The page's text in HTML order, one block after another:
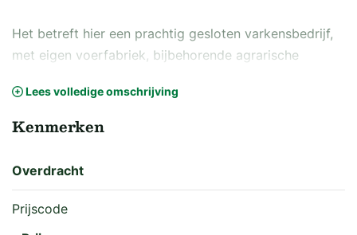
Het betreft hier een prachtig gesloten varkensbedrijf,
met eigen voerfabriek, bijbehorende agrarische
mestafzet is geregeld middels de Miley eisen. Dit
houdt in dat je schriftelijk moet onderbouwen dat er
De dieren zijn hoge gezondheid status, en daarmee
gecertificeerd.
Lees volledige omschrijving
Kenmerken
Overdracht
Prijscode